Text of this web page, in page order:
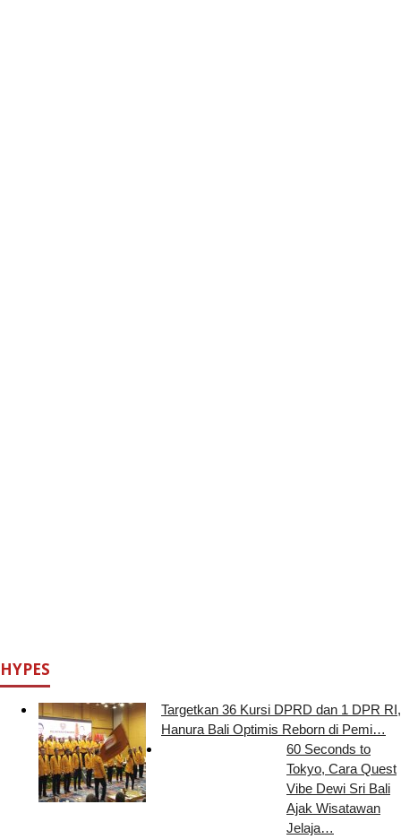
HYPES
Targetkan 36 Kursi DPRD dan 1 DPR RI,
Hanura Bali Optimis Reborn di Pemi…
60 Seconds to
Tokyo, Cara Quest
Vibe Dewi Sri Bali
Ajak Wisatawan
Jelaja…